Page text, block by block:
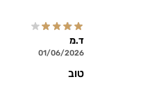
ד.מ
01/06/2026
טוב